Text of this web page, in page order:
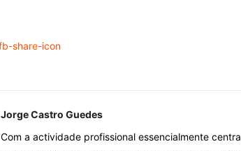
Jorge Castro Guedes
Com a actividade profissional essencialmente